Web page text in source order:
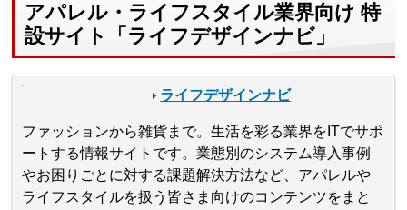
アパレル・ライフスタイル業界向け 特
設サイト「ライフデザインナビ」
ライフデザインナビ
ファッションから雑貨まで。生活を彩る業界をITでサポ
ートする情報サイトです。業態別のシステム導入事例
やお困りごとに対する課題解決方法など、アパレルや
ライフスタイルを扱う皆さま向けのコンテンツをまと